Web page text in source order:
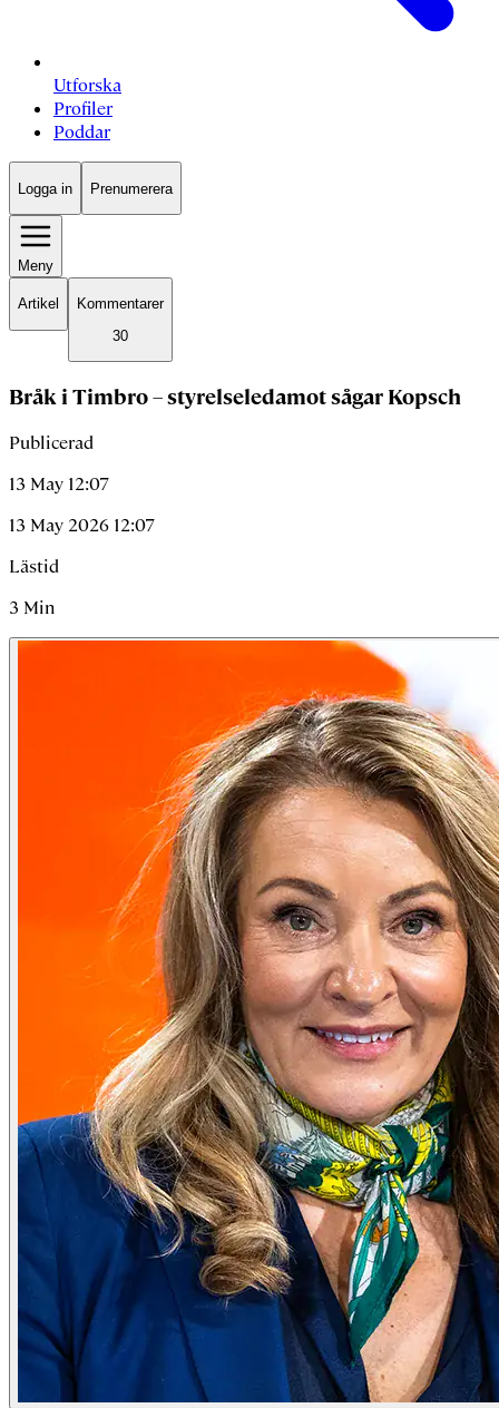
Utforska
Profiler
Poddar
Logga in Prenumerera
Meny
Artikel
Kommentarer
30
Bråk i Timbro – styrelseledamot sågar Kopsch
Publicerad
13 May 12:07
13 May 2026 12:07
Lästid
3 Min